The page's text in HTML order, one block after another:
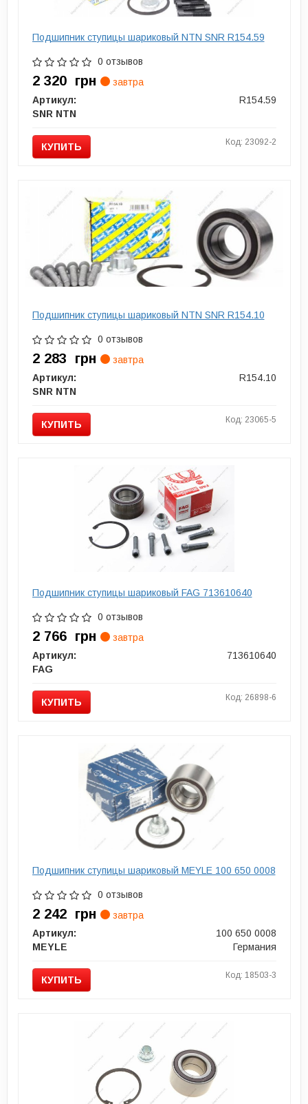
Подшипник ступицы шариковый NTN SNR R154.59
0 отзывов
2 320 грн
завтра
Артикул:
R154.59
SNR NTN
КУПИТЬ Код: 23092-2
Подшипник ступицы шариковый NTN SNR R154.10
0 отзывов
2 283 грн
завтра
Артикул:
R154.10
SNR NTN
КУПИТЬ Код: 23065-5
Подшипник ступицы шариковый FAG 713610640
0 отзывов
2 766 грн
завтра
Артикул:
713610640
FAG
КУПИТЬ Код: 26898-6
Подшипник ступицы шариковый MEYLE 100 650 0008
0 отзывов
2 242 грн
завтра
Артикул:
100 650 0008
MEYLE
Германия
КУПИТЬ Код: 18503-3